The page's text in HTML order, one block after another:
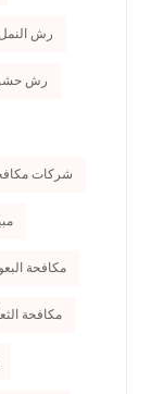
رش
رش
شركات
مكافحة
مكافحة